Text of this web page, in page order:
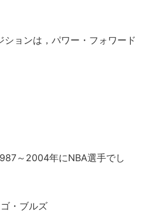
ョンは，パワー・フォワード
～2004年にNBA選手でし
・ブルズ